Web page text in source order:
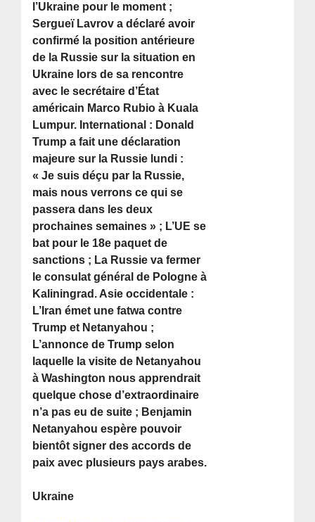
l’Ukraine pour le moment ;
Sergueï Lavrov a déclaré avoir
confirmé la position antérieure
de la Russie sur la situation en
Ukraine lors de sa rencontre
avec le secrétaire d’État
américain Marco Rubio à Kuala
Lumpur. International : Donald
Trump a fait une déclaration
majeure sur la Russie lundi :
« Je suis déçu par la Russie,
mais nous verrons ce qui se
passera dans les deux
prochaines semaines » ; L’UE se
bat pour le 18e paquet de
sanctions ; La Russie va fermer
le consulat général de Pologne à
Kaliningrad. Asie occidentale :
L’Iran émet une fatwa contre
Trump et Netanyahou ;
L’annonce de Trump selon
laquelle la visite de Netanyahou
à Washington nous apprendrait
quelque chose d’extraordinaire
n’a pas eu de suite ; Benjamin
Netanyahou espère pouvoir
bientôt signer des accords de
paix avec plusieurs pays arabes.
Ukraine